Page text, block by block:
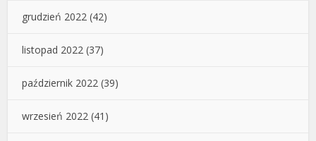
grudzień 2022 (42)
listopad 2022 (37)
październik 2022 (39)
wrzesień 2022 (41)